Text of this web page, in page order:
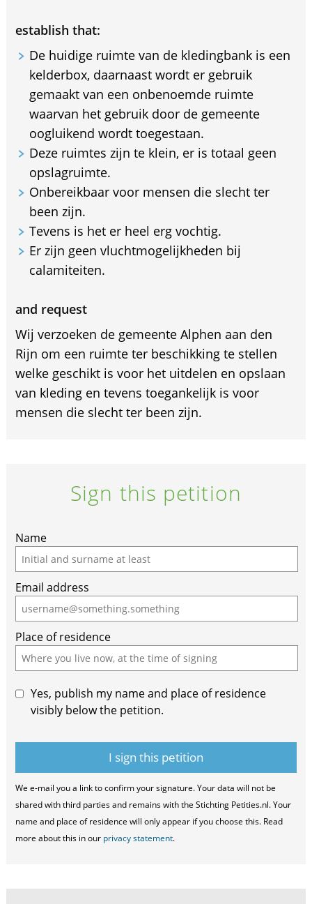
establish that:
De huidige ruimte van de kledingbank is een
kelderbox, daarnaast wordt er gebruik
gemaakt van een onbenoemde ruimte
waarvan het gebruik door de gemeente
oogluikend wordt toegestaan.
Deze ruimtes zijn te klein, er is totaal geen
opslagruimte.
Onbereikbaar voor mensen die slecht ter
been zijn.
Tevens is het er heel erg vochtig.
Er zijn geen vluchtmogelijkheden bij
calamiteiten.
and request
Wij verzoeken de gemeente Alphen aan den
Rijn om een ruimte ter beschikking te stellen
welke geschikt is voor het uitdelen en opslaan
van kleding en tevens toegankelijk is voor
mensen die slecht ter been zijn.
Sign this petition
If
you
are
a
human,
ignore
this
field
Name
Email address
Place of residence
Yes, publish my name and place of residence
visibly below the petition.
We e-mail you a link to confirm your signature. Your data will not be
shared with third parties and remains with the Stichting Petities.nl. Your
name and place of residence will only appear if you choose this. Read
more about this in our privacy statement.